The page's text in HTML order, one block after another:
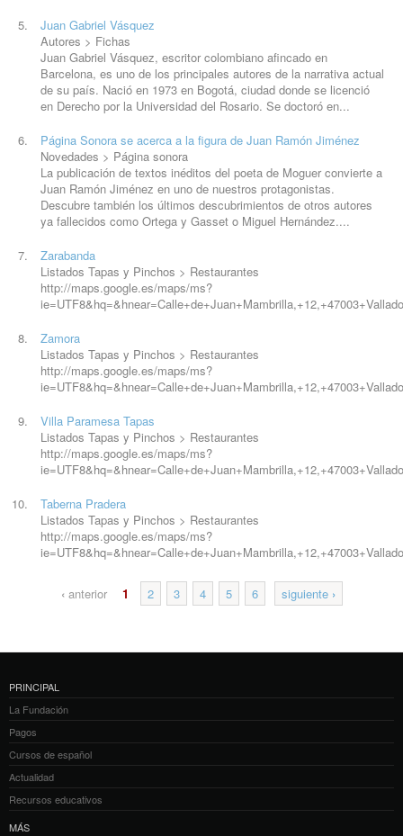
Juan Gabriel Vásquez
Autores > Fichas
Juan Gabriel Vásquez, escritor colombiano afincado en
Barcelona, es uno de los principales autores de la narrativa actual
de su país. Nació en 1973 en Bogotá, ciudad donde se licenció
en Derecho por la Universidad del Rosario. Se doctoró en...
Página Sonora se acerca a la figura de Juan Ramón Jiménez
Novedades > Página sonora
La publicación de textos inéditos del poeta de Moguer convierte a
Juan Ramón Jiménez en uno de nuestros protagonistas.
Descubre también los últimos descubrimientos de otros autores
ya fallecidos como Ortega y Gasset o Miguel Hernández....
Zarabanda
Listados Tapas y Pinchos > Restaurantes
http://maps.google.es/maps/ms?
ie=UTF8&hq=&hnear=Calle+de+Juan
Zamora
Listados Tapas y Pinchos > Restaurantes
http://maps.google.es/maps/ms?
ie=UTF8&hq=&hnear=Calle+de+Juan
Villa Paramesa Tapas
Listados Tapas y Pinchos > Restaurantes
http://maps.google.es/maps/ms?
ie=UTF8&hq=&hnear=Calle+de+Juan
Taberna Pradera
Listados Tapas y Pinchos > Restaurantes
http://maps.google.es/maps/ms?
ie=UTF8&hq=&hnear=Calle+de+Juan
‹ anterior 1 2 3 4 5 6 siguiente ›
PRINCIPAL
La Fundación
Pagos
Cursos de español
Actualidad
Recursos educativos
MÁS